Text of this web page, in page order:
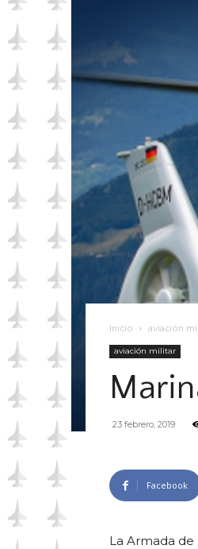
Inicio aviación
aviación militar
23 febrero, 2019
Facebook
La Armada